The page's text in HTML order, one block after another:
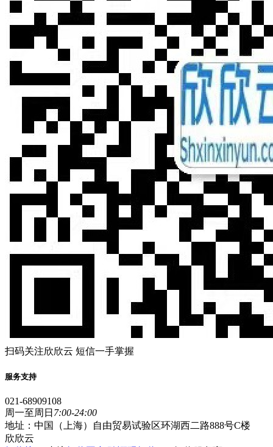
扫码关注欣欣云 短信一手掌握
服务支持
021-68909108
周一至周日 7:00-24:00
地址：中国（上海）自由贸易试验区环湖西二路888号C楼
欣欣云